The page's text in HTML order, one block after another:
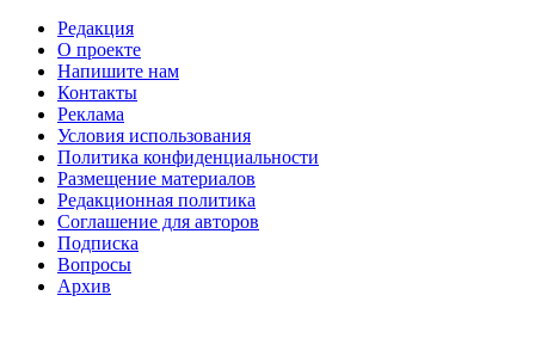
Редакция
О проекте
Напишите нам
Контакты
Реклама
Условия использования
Политика конфиденциальности
Размещение материалов
Редакционная политика
Соглашение для авторов
Подписка
Вопросы
Архив